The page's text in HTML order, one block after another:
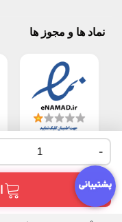
-
نماد ها و مجوز ها